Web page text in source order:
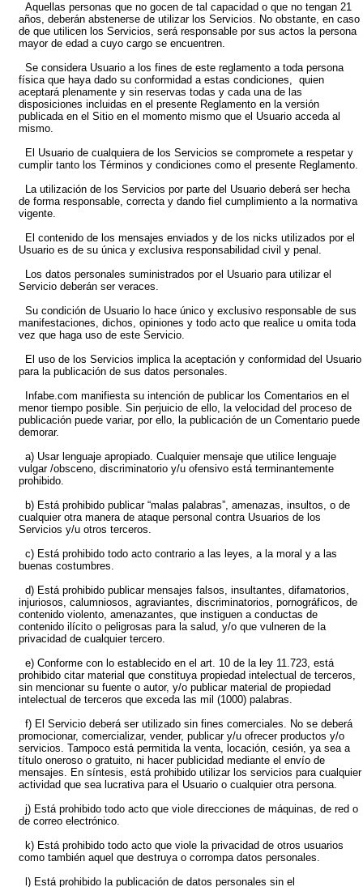
Aquellas personas que no gocen de tal capacidad o que no tengan 21
años, deberán abstenerse de utilizar los Servicios. No obstante, en caso
de que utilicen los Servicios, será responsable por sus actos la persona
mayor de edad a cuyo cargo se encuentren.
Se considera Usuario a los fines de este reglamento a toda persona
física que haya dado su conformidad a estas condiciones, quien
aceptará plenamente y sin reservas todas y cada una de las
disposiciones incluidas en el presente Reglamento en la versión
publicada en el Sitio en el momento mismo que el Usuario acceda al
mismo.
El Usuario de cualquiera de los Servicios se compromete a respetar y
cumplir tanto los Términos y condiciones como el presente Reglamento.
La utilización de los Servicios por parte del Usuario deberá ser hecha
de forma responsable, correcta y dando fiel cumplimiento a la normativa
vigente.
El contenido de los mensajes enviados y de los nicks utilizados por el
Usuario es de su única y exclusiva responsabilidad civil y penal.
Los datos personales suministrados por el Usuario para utilizar el
Servicio deberán ser veraces.
Su condición de Usuario lo hace único y exclusivo responsable de sus
manifestaciones, dichos, opiniones y todo acto que realice u omita toda
vez que haga uso de este Servicio.
El uso de los Servicios implica la aceptación y conformidad del Usuario
para la publicación de sus datos personales.
Infabe.com manifiesta su intención de publicar los Comentarios en el
menor tiempo posible. Sin perjuicio de ello, la velocidad del proceso de
publicación puede variar, por ello, la publicación de un Comentario puede
demorar.
a) Usar lenguaje apropiado. Cualquier mensaje que utilice lenguaje
vulgar /obsceno, discriminatorio y/u ofensivo está terminantemente
prohibido.
b) Está prohibido publicar “malas palabras”, amenazas, insultos, o de
cualquier otra manera de ataque personal contra Usuarios de los
Servicios y/u otros terceros.
c) Está prohibido todo acto contrario a las leyes, a la moral y a las
buenas costumbres.
d) Está prohibido publicar mensajes falsos, insultantes, difamatorios,
injuriosos, calumniosos, agraviantes, discriminatorios, pornográficos, de
contenido violento, amenazantes, que instiguen a conductas de
contenido ilícito o peligrosas para la salud, y/o que vulneren de la
privacidad de cualquier tercero.
e) Conforme con lo establecido en el art. 10 de la ley 11.723, está
prohibido citar material que constituya propiedad intelectual de terceros,
sin mencionar su fuente o autor, y/o publicar material de propiedad
intelectual de terceros que exceda las mil (1000) palabras.
f) El Servicio deberá ser utilizado sin fines comerciales. No se deberá
promocionar, comercializar, vender, publicar y/u ofrecer productos y/o
servicios. Tampoco está permitida la venta, locación, cesión, ya sea a
título oneroso o gratuito, ni hacer publicidad mediante el envío de
mensajes. En síntesis, está prohibido utilizar los servicios para cualquier
actividad que sea lucrativa para el Usuario o cualquier otra persona.
j) Está prohibido todo acto que viole direcciones de máquinas, de red o
de correo electrónico.
k) Está prohibido todo acto que viole la privacidad de otros usuarios
como también aquel que destruya o corrompa datos personales.
l) Está prohibido la publicación de datos personales sin el